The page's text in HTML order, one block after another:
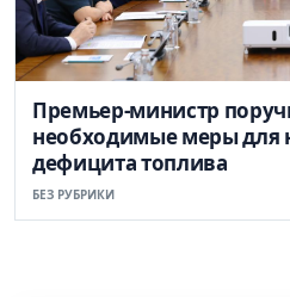
Премьер-министр
необходимые меры для
дефицита топлива
БЕЗ РУБРИКИ